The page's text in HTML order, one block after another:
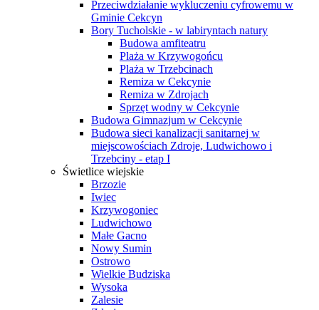
Przeciwdziałanie wykluczeniu cyfrowemu w
Gminie Cekcyn
Bory Tucholskie - w labiryntach natury
Budowa amfiteatru
Plaża w Krzywogońcu
Plaża w Trzebcinach
Remiza w Cekcynie
Remiza w Zdrojach
Sprzęt wodny w Cekcynie
Budowa Gimnazjum w Cekcynie
Budowa sieci kanalizacji sanitarnej w
miejscowościach Zdroje, Ludwichowo i
Trzebciny - etap I
Świetlice wiejskie
Brzozie
Iwiec
Krzywogoniec
Ludwichowo
Małe Gacno
Nowy Sumin
Ostrowo
Wielkie Budziska
Wysoka
Zalesie